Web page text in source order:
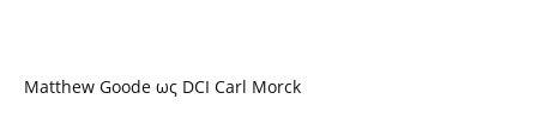
Matthew Goode ως DCI Carl Morck